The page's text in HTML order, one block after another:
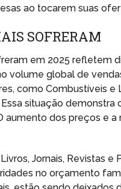
ao tocarem suas
SOFRERAM
em 2025 refletem
volume global de
como Combustíveis e
situação
aumento dos preços e
Jornais, Revistas
no orçamento